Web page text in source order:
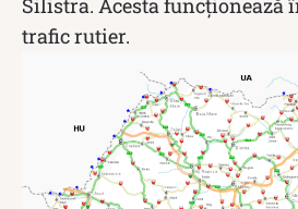
trafic rutier.